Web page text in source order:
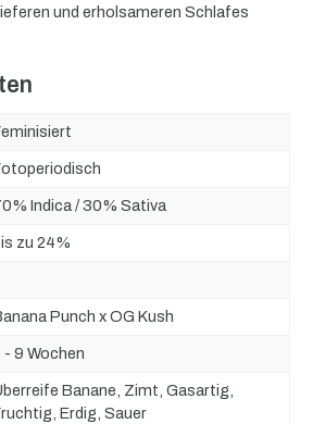
und erholsameren Schlafes
Indica / 30% Sativa
zu 24%
Punch x OG Kush
- 9 Wochen
Banane, Zimt, Gasartig,
Erdig, Sauer